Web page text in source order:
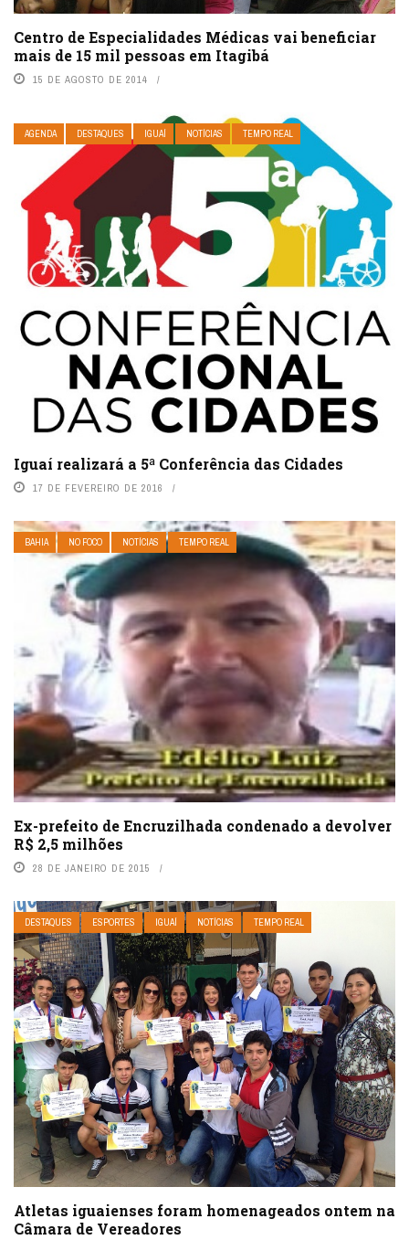
Centro de Especialidades Médicas vai beneficiar
mais de 15 mil pessoas em Itagibá
15 DE AGOSTO DE 2014
AGENDA DESTAQUES IGUAÍ NOTÍCIAS TEMPO REAL
Iguaí realizará a 5ª Conferência das Cidades
17 DE FEVEREIRO DE 2016
BAHIA NO FOCO NOTÍCIAS TEMPO REAL
Ex-prefeito de Encruzilhada condenado a devolver
R$ 2,5 milhões
28 DE JANEIRO DE 2015
DESTAQUES ESPORTES IGUAÍ NOTÍCIAS TEMPO REAL
Atletas iguaienses foram homenageados ontem na
Câmara de Vereadores